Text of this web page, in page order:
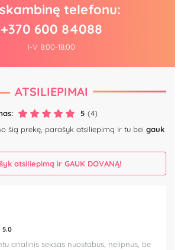
telefonu:
+370 600 84088
I-V 8:00-18:00
ATSILIEPIMAI
5 (4)
šią prekę, parašyk atsiliepimą ir tu bei gauk
atsiliepimą ir GAUK DOVANĄ!
5.0
analinis seksas nuostabus, nelipnus, be